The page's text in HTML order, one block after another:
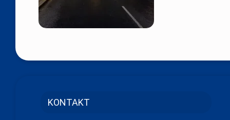
KONTAKT